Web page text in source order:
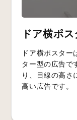
ドア横ポ
ドア横ポスター
ター型の広告で
り、目線の高さ
高い広告です。